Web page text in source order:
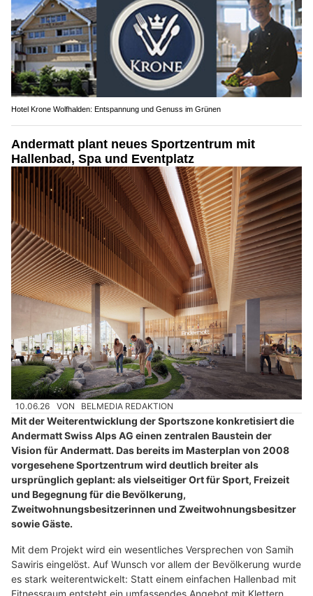
Hotel Krone Wolfhalden: Entspannung und Genuss im Grünen
Andermatt plant neues Sportzentrum mit
Hallenbad, Spa und Eventplatz
10.06.26 VON BELMEDIA REDAKTION
Mit der Weiterentwicklung der Sportszone konkretisiert die
Andermatt Swiss Alps AG einen zentralen Baustein der
Vision für Andermatt. Das bereits im Masterplan von 2008
vorgesehene Sportzentrum wird deutlich breiter als
ursprünglich geplant: als vielseitiger Ort für Sport, Freizeit
und Begegnung für die Bevölkerung,
Zweitwohnungsbesitzerinnen und Zweitwohnungsbesitzer
sowie Gäste.
Mit dem Projekt wird ein wesentliches Versprechen von Samih
Sawiris eingelöst. Auf Wunsch vor allem der Bevölkerung wurde
es stark weiterentwickelt: Statt einem einfachen Hallenbad mit